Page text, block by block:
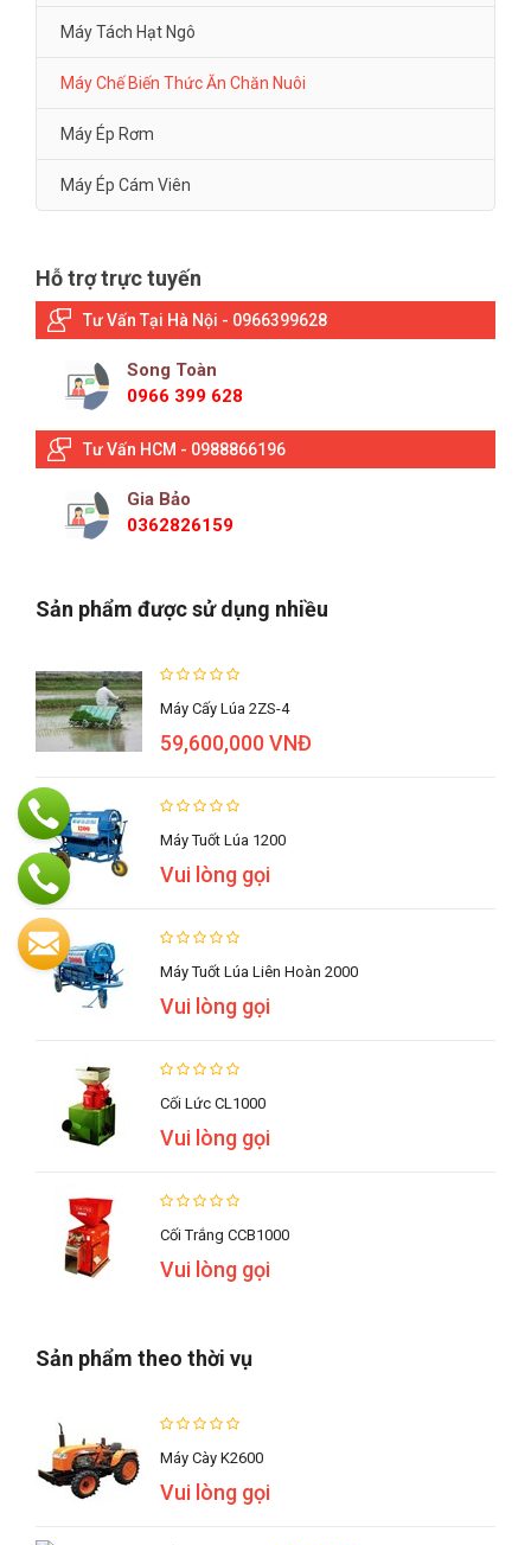
Máy Tách Hạt Ngô
Máy Chế Biến Thức Ăn Chăn Nuôi
Máy Ép Rơm
Máy Ép Cám Viên
Hỗ trợ trực tuyến
Tư Vấn Tại Hà Nội - 0966399628
Song Toàn
0966 399 628
Tư Vấn HCM - 0988866196
Gia Bảo
0362826159
Sản phẩm được sử dụng nhiều
Máy Cấy Lúa 2ZS-4
59,600,000 VNĐ
Máy Tuốt Lúa 1200
Vui lòng gọi
Máy Tuốt Lúa Liên Hoàn 2000
Vui lòng gọi
Cối Lức CL1000
Vui lòng gọi
Cối Trắng CCB1000
Vui lòng gọi
Sản phẩm theo thời vụ
Máy Cày K2600
Vui lòng gọi